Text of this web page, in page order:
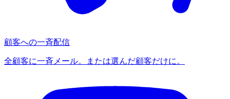
顧客への一斉配信
全顧客に一斉メール。または選んだ顧客だけに。